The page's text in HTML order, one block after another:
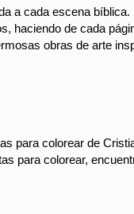
a cada escena
haciendo de cada
obras de arte
para colorear de
para colorear,